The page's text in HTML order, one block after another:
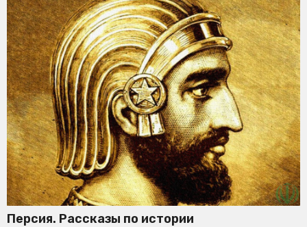
Персия. Рассказы по истории